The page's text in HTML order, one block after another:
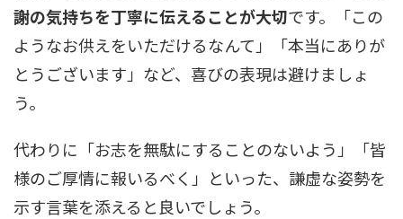
謝の気持ちを丁寧に伝えることが大切です。「この
ようなお供えをいただけるなんて」「本当にありが
とうございます」など、喜びの表現は避けましょ
う。
代わりに「お志を無駄にすることのないよう」「皆
様のご厚情に報いるべく」といった、謙虚な姿勢を
示す言葉を添えると良いでしょう。